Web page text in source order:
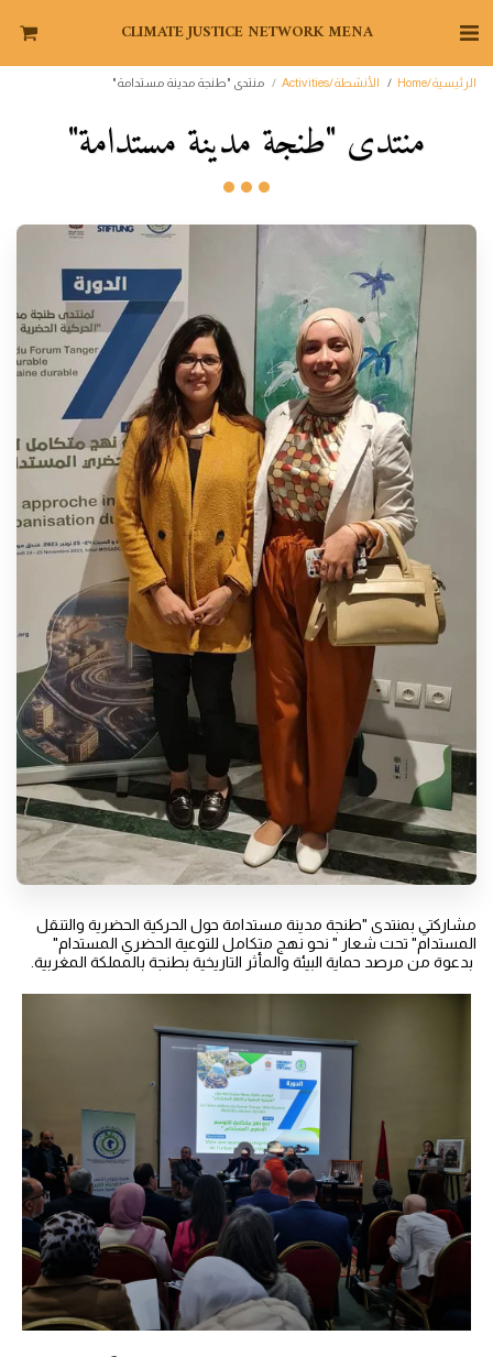
CLIMATE JUSTICE NETWORK MENA
الرئيسية/Home الأنشطة/Activities منتدى "طنجة مدينة مستدامة"
منتدى "طنجة مدينة مستدامة"
مشاركتي بمنتدى "طنجة مدينة مستدامة حول الحركية الحضرية والتنقل
المستدام" تحت شعار " نحو نهج متكامل للتوعية الحضري المستدام"
بدعوة من مرصد حماية البيئة والمأثر التاريخية بطنجة بالمملكة المغربية.